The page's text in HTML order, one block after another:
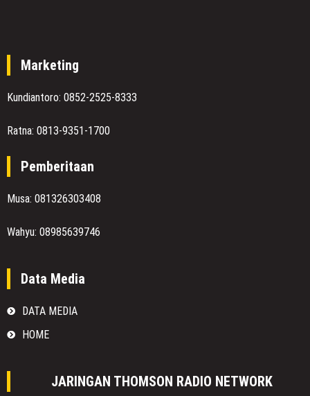
Marketing
Kundiantoro: 0852-2525-8333
Ratna: 0813-9351-1700
Pemberitaan
Musa: 081326303408
Wahyu: 08985639746
Data Media
DATA MEDIA
HOME
JARINGAN THOMSON RADIO NETWORK